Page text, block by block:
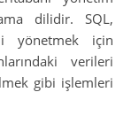
dilidir. SQL,
yönetmek için
verileri
gibi işlemleri